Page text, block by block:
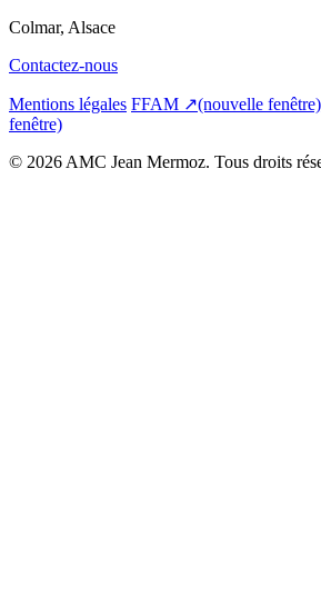
Colmar, Alsace
Contactez-nous
Mentions légales FFAM ↗(nouvelle fenêtre)
fenêtre)
© 2026 AMC Jean Mermoz. Tous droits